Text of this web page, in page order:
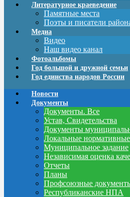
Литературное краеведение
Памятные места
Поэты и писатели
Медиа
Видео
Наш видео канал
Фотоальбомы
Год большой и дружной семьи
Год единства народов России
Новости
Документы
Документы. Все
Устав, Свидетельства
Документы
Локальные
Муниципальное задание
Независимая оценка
Отчеты
Планы
Профсоюзные
Республиканские НПА